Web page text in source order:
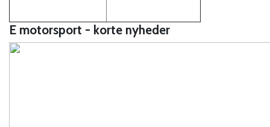
E motorsport - korte nyheder